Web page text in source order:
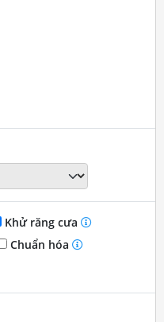
Khử răng cưa
Chuẩn hóa